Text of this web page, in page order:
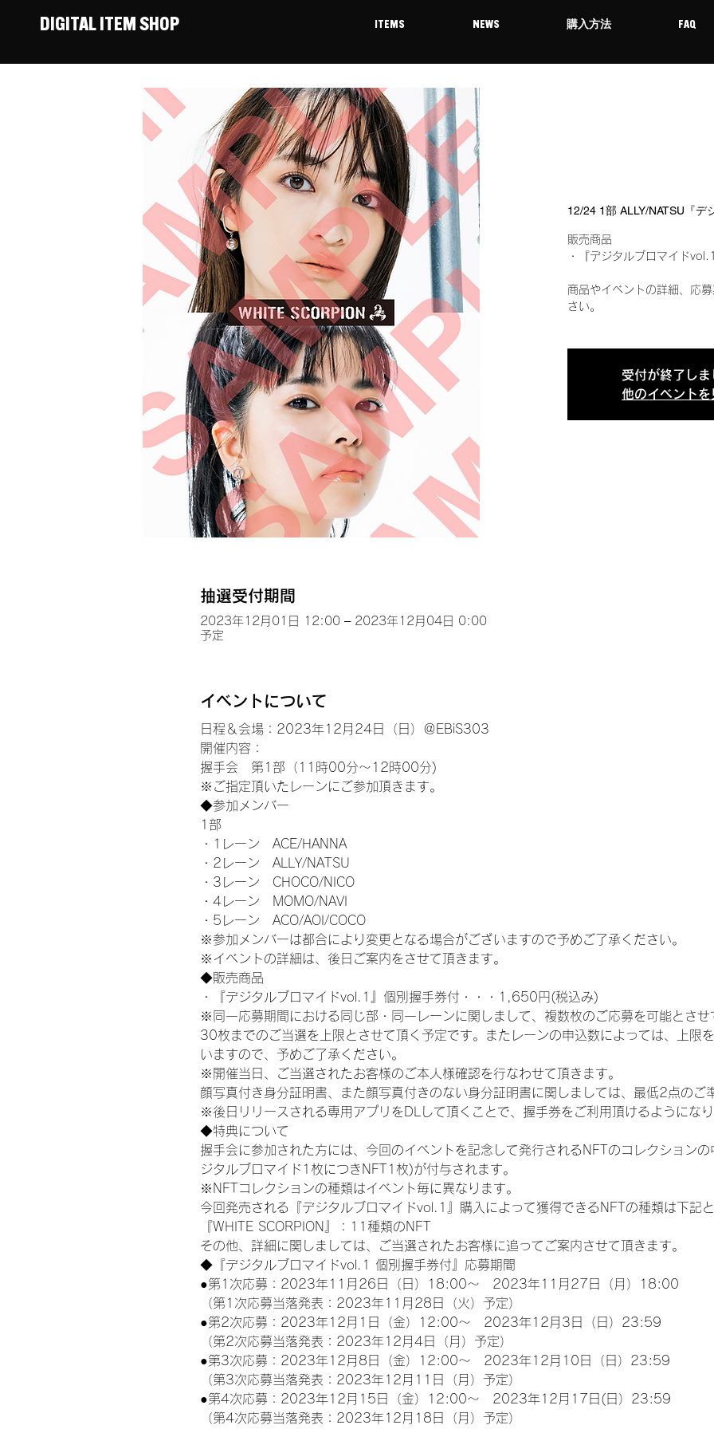
DIGITAL ITEM SHOP ITEMS NEWS 購入方法 FAQ
12/24 1部 ALLY/NATSU『
販売商品
・『デジタルブロマイド
商品やイベントの詳細、応
さい。
受付が終了しま
他のイベントを
抽選受付期間
2023年12月01日 12:00 – 2023年12月04日 0:00
予定
イベントについて
日程＆会場：2023年12月24日（日）＠EBiS303
開催内容：
握手会　第1部（11時00分～12時00分)
※ご指定頂いたレーンにご参加頂きます。
◆参加メンバー
1部
・1レーン　ACE/HANNA
・2レーン　ALLY/NATSU
・3レーン　CHOCO/NICO
・4レーン　MOMO/NAVI
・5レーン　ACO/AOI/COCO
※参加メンバーは都合により変更となる場合がございますので予めご了承ください。
※イベントの詳細は、後日ご案内をさせて頂きます。
◆販売商品
・『デジタルブロマイドvol.1』個別握手券付・・・1,650円(税込み)
※同一応募期間における同じ部・同一レーンに関しまして、複数枚のご応募を可能とさ
30枚までのご当選を上限とさせて頂く予定です。またレーンの申込数によっては、上限
いますので、予めご了承ください。
※開催当日、ご当選されたお客様のご本人様確認を行なわせて頂きます。
顔写真付き身分証明書、また顔写真付きのない身分証明書に関しましては、最低2点のご
※後日リリースされる専用アプリをDLして頂くことで、握手券をご利用頂けるようになり
◆特典について
握手会に参加された方には、今回のイベントを記念して発行されるNFTのコレクション
ジタルブロマイド1枚につきNFT1枚)が付与されます。
※NFTコレクションの種類はイベント毎に異なります。
今回発売される『デジタルブロマイドvol.1』購入によって獲得できるNFTの種類は下記と
『WHITE SCORPION』：11種類のNFT
その他、詳細に関しましては、ご当選されたお客様に追ってご案内させて頂きます。
◆『デジタルブロマイドvol.1 個別握手券付』応募期間
●第1次応募：2023年11月26日（日）18:00～　2023年11月27日（月）18:00
（第1次応募当落発表：2023年11月28日（火）予定）
●第2次応募：2023年12月1日（金）12:00～　2023年12月3日（日）23:59
（第2次応募当落発表：2023年12月4日（月）予定）
●第3次応募：2023年12月8日（金）12:00～　2023年12月10日（日）23:59
（第3次応募当落発表：2023年12月11日（月）予定）
●第4次応募：2023年12月15日（金）12:00～　2023年12月17日(日）23:59
（第4次応募当落発表：2023年12月18日（月）予定）